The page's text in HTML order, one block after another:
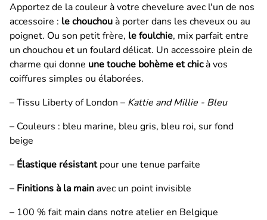
Apportez de la couleur à votre chevelure avec l'un de nos
accessoire : le chouchouà porter dans les cheveux ou au
poignet. Ou son petit frère, le foulchie, mix parfait entre
un chouchou et un foulard délicat. Un accessoire plein de
charme qui donne une touche bohème et chicà vos
coiffures simples ou élaborées.
– Tissu Liberty of London – Kattie and Millie - Bleu
– Couleurs : bleu marine, bleu gris, bleu roi, sur fond
beige
– Élastique résistantpour une tenue parfaite
– Finitions à la mainavec un point invisible
– 100 % fait main dans notre atelier en Belgique